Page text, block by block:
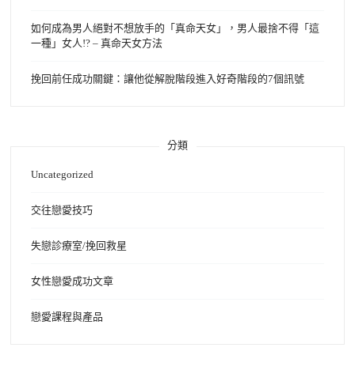
如何成為男人絕對不想放手的「真命天女」，男人最捨不得「這
一種」女人!? – 真命天女方法
挽回前任成功關鍵：讓他從解脫階段進入好奇階段的7個訊號
分類
Uncategorized
交往戀愛技巧
失戀診療室/挽回救星
女性戀愛成功文章
戀愛課程與產品